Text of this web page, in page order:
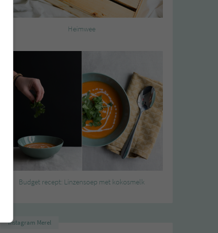
Heimwee
Budget recept: Linzensoep met kokosmelk
Instagram Merel